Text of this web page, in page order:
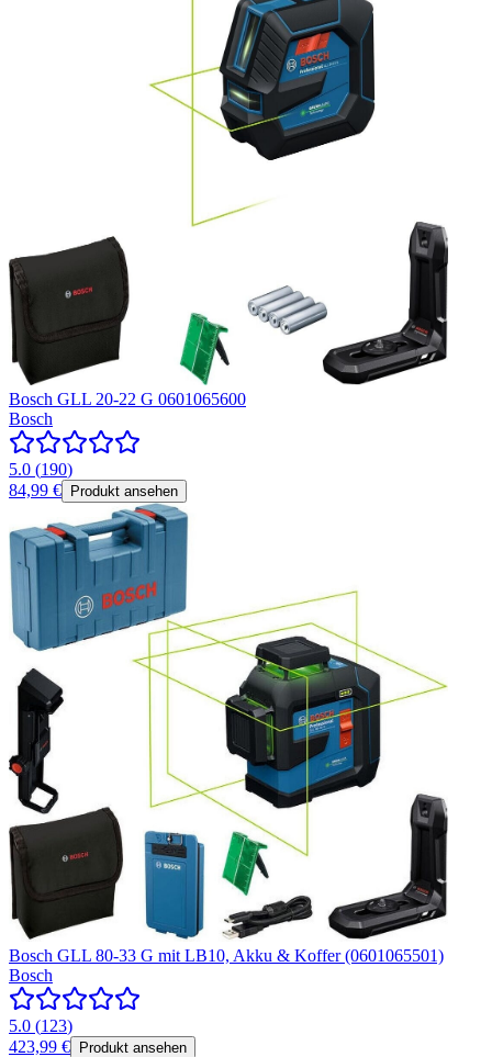
Bosch GLL 20-22 G 0601065600
Bosch
5.0 (190)
84,99 €
Produkt ansehen
Bosch GLL 80-33 G mit LB10, Akku & Koffer (0601065501)
Bosch
5.0 (123)
423,99 €
Produkt ansehen